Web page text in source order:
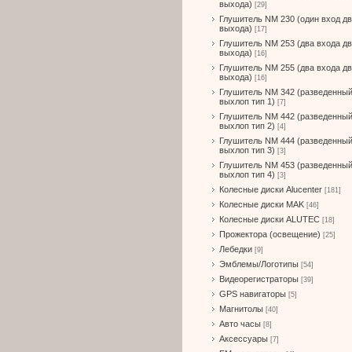
выхода) [29]
Глушитель NM 230 (один вход
выхода) [17]
Глушитель NM 253 (два входа
выхода) [16]
Глушитель NM 255 (два входа
выхода) [16]
Глушитель NM 342 (разведенный
выхлоп тип 1) [7]
Глушитель NM 442 (разведенный
выхлоп тип 2) [4]
Глушитель NM 444 (разведенный
выхлоп тип 3) [3]
Глушитель NM 453 (разведенный
выхлоп тип 4) [3]
Колесные диски Alucenter [181]
Колесные диски MAK [46]
Колесные диски ALUTEC [18]
Прожектора (освещение) [25]
Лебедки [9]
Эмблемы/Логотипы [54]
Видеорегистраторы [39]
GPS навигаторы [5]
Магнитолы [40]
Авто часы [8]
Аксессуары [7]